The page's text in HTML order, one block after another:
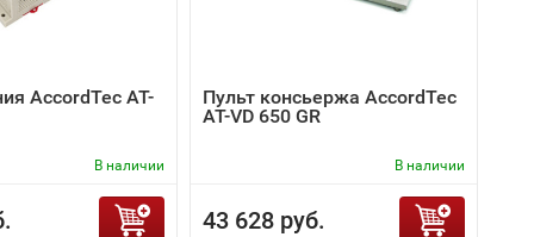
AccordTec AT-
В наличии
Пульт консьержа AccordTec
AT-VD 650 GR
В наличии
43 628 руб.